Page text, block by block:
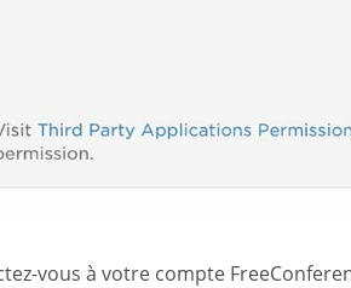
vous à votre compte